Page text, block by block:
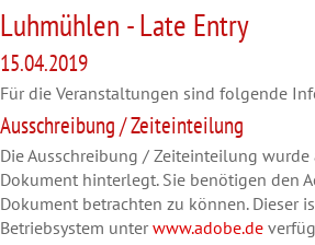
Luhmühlen - Late Entry
15.04.2019
Für die Veranstaltungen sind folgende
Ausschreibung / Zeiteinteilung
Die Ausschreibung / Zeiteinteilung wurde
Dokument hinterlegt. Sie benötigen den
Dokument betrachten zu können. Dieser
Betriebsystem unter www.adobe.de